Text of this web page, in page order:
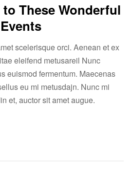
to These Wonderful
scelerisque orci. Aenean et ex
eleifend metusareil Nunc
euismod fermentum. Maecenas
eu mi metusdajn. Nunc mi
et, auctor sit amet augue.